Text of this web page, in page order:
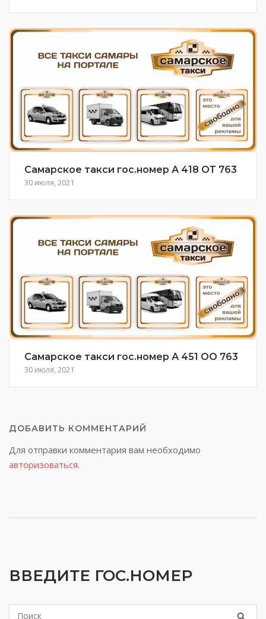
Самарское такси гос.номер А 418 ОТ 763
30 июля, 2021
Самарское такси гос.номер А 451 ОО 763
30 июля, 2021
ДОБАВИТЬ КОММЕНТАРИЙ
Для отправки комментария вам необходимо
авторизоваться.
ВВЕДИТЕ ГОС.НОМЕР